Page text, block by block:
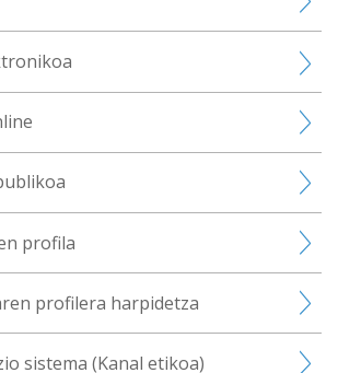
profila
profilera harpidetza
sistema (Kanal etikoa)